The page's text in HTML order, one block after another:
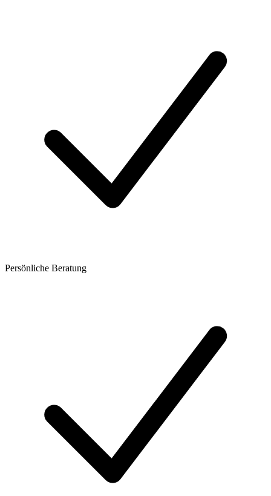
Persönliche Beratung